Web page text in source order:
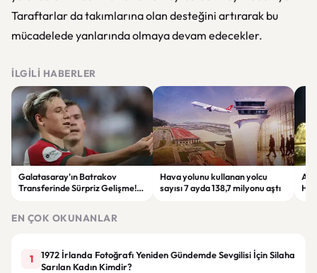
Taraftarlar da takımlarına olan desteğini artırarak bu
mücadelede yanlarında olmaya devam edecekler.
İLGILI HABERLER
Galatasaray'ın Batrakov
Transferinde Sürpriz Gelişme!
Hava yolunu kullanan yolcu
sayısı 7 ayda 138,7 milyonu aştı
EN ÇOK OKUNANLAR
1
1972 İrlanda Fotoğrafı Yeniden Gündemde Sevgilisi İçin Silaha
Sarılan Kadın Kimdir?